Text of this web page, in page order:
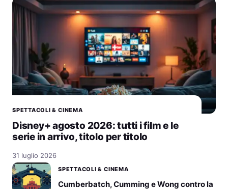
SPETTACOLI & CINEMA
Disney+ agosto 2026: tutti i film e le
serie in arrivo, titolo per titolo
31 luglio 2026
SPETTACOLI & CINEMA
Cumberbatch, Cumming e Wong contro la